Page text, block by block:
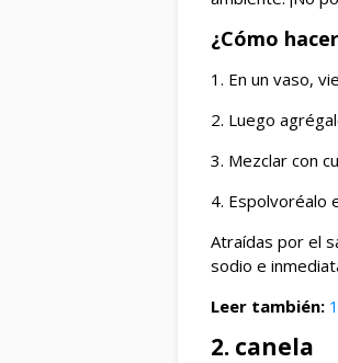
¿Cómo
1. En un vaso,
2. Luego
3. Mezclar con
4. Espolvoréalo
Atraídas por el
sodio e
Leer también:
2. canela